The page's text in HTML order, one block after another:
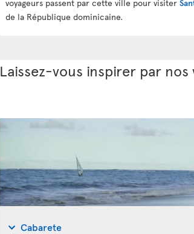
voyageurs passent par cette ville pour visiter
de la République dominicaine.
Laissez-vous inspirer par
Cabarete